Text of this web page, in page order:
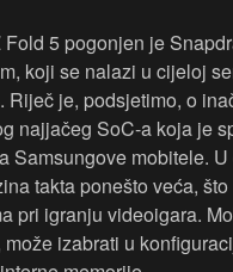
5 pogonjen je
koji se nalazi u cijeloj
Riječ je, podsjetimo, o
najjačeg SoC-a koja je
Samsungove mobitele.
takta ponešto veća,
pri igranju videoigara.
izabrati u